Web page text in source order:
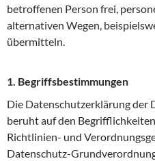
betroffenen Person frei,
alternativen Wegen,
übermitteln.
1. Begriffsbestimmungen
Die Datenschutzerklärung der
beruht auf den
Richtlinien- und
Datenschutz-